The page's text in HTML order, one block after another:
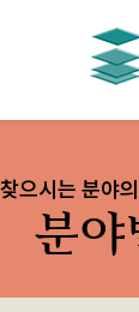
찾으시는 분야
분야